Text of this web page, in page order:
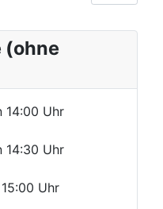
(ohne
14:00 Uhr
14:30 Uhr
15:00 Uhr